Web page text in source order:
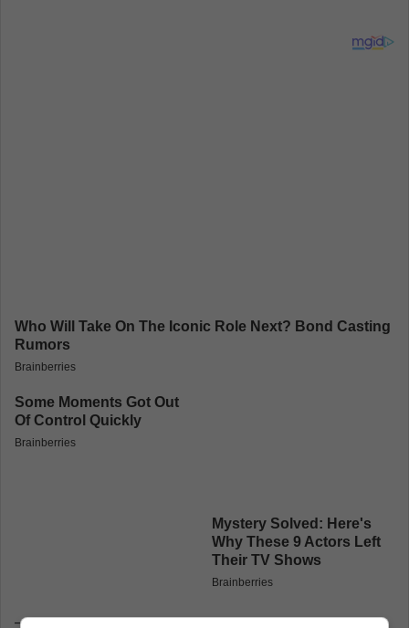
– Svi smo uz Bosnu i Hercegovinu – istakao je.